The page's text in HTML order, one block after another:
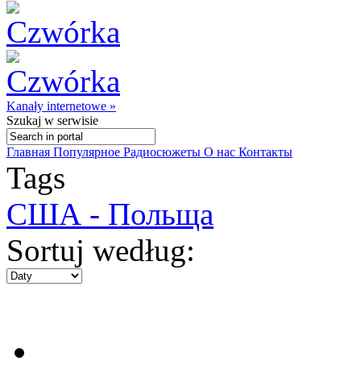
Kanały internetowe »
Szukaj w serwisie
Главная Популярное Радиосюжеты О нас Контакты
Tags
США - Польща
Sortuj według: